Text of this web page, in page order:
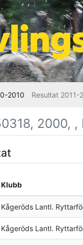
2010 Resultat 2011-
2000, ,
Klubb
Kågeröds Lantl.
Kågeröds Lantl.